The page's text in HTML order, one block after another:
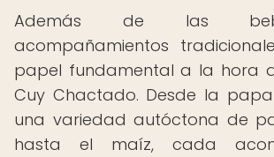
Además de las
acompañamientos
papel fundamental a la hora
Cuy Chactado. Desde la
una variedad autóctona de
hasta el maíz, cada